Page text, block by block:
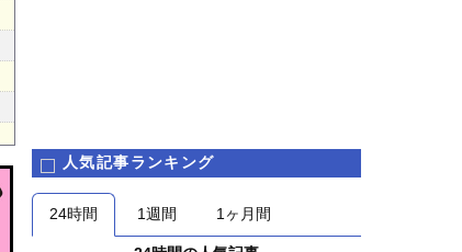
人気記事ランキング
24時間 1週間 1ヶ月間